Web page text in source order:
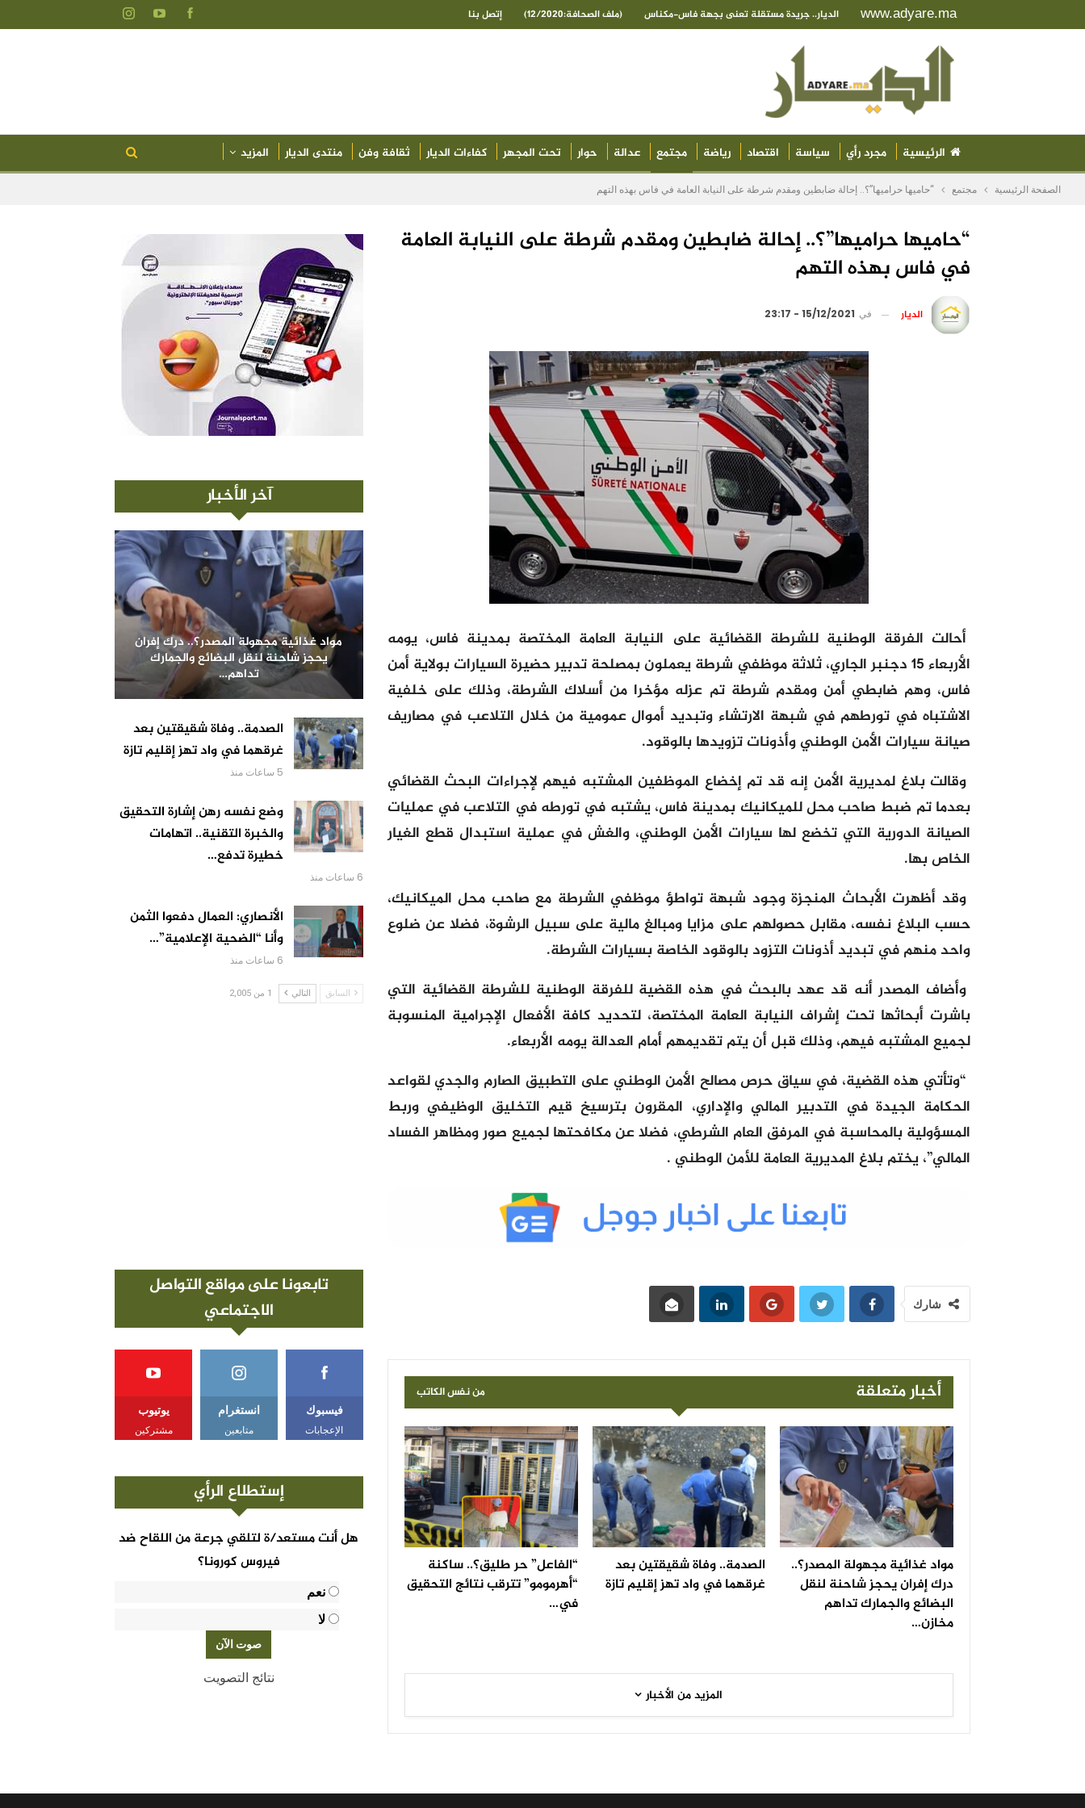
www.adyare.ma الديار.. جريدة مستقلة تعنى بجهة فاس-مكناس (ملف الصحافة:12/2020) إتصل بنا
الرئيسية مجرد رأي سياسة اقتصاد رياضة مجتمع عدالة حوار تحت المجهر كفاءات الديار ثقافة وفن منتدى الديار المزيد
الصفحة الرئيسية مجتمع “حاميها حراميها”؟.. إحالة ضابطين ومقدم شرطة على النيابة العامة في فاس بهذه التهم
“حاميها حراميها”؟.. إحالة ضابطين ومقدم شرطة على النيابة العامة
في فاس بهذه التهم
الديار في 15/12/2021 - 23:17
أحالت الفرقة الوطنية للشرطة القضائية على النيابة العامة المختصة بمدينة فاس، يومه
الأربعاء 15 دجنبر الجاري، ثلاثة موظفي شرطة يعملون بمصلحة تدبير حضيرة السيارات بولاية أمن
فاس، وهم ضابطي أمن ومقدم شرطة تم عزله مؤخرا من أسلاك الشرطة، وذلك على خلفية
الاشتباه في تورطهم في شبهة الارتشاء وتبديد أموال عمومية من خلال التلاعب في مصاريف
صيانة سيارات الأمن الوطني وأذونات تزويدها بالوقود.
وقالت بلاغ لمديرية الأمن إنه قد تم إخضاع الموظفين المشتبه فيهم لإجراءات البحث القضائي
بعدما تم ضبط صاحب محل للميكانيك بمدينة فاس، يشتبه في تورطه في التلاعب في عمليات
الصيانة الدورية التي تخضع لها سيارات الأمن الوطني، والغش في عملية استبدال قطع الغيار
الخاص بها.
وقد أظهرت الأبحاث المنجزة وجود شبهة تواطؤ موظفي الشرطة مع صاحب محل الميكانيك،
حسب البلاغ نفسه، مقابل حصولهم على مزايا ومبالغ مالية على سبيل الرشوة، فضلا عن ضلوع
واحد منهم في تبديد أذونات التزود بالوقود الخاصة بسيارات الشرطة.
وأضاف المصدر أنه قد عهد بالبحث في هذه القضية للفرقة الوطنية للشرطة القضائية التي
باشرت أبحاثها تحت إشراف النيابة العامة المختصة، لتحديد كافة الأفعال الإجرامية المنسوبة
لجميع المشتبه فيهم، وذلك قبل أن يتم تقديمهم أمام العدالة يومه الأربعاء.
“وتأتي هذه القضية، في سياق حرص مصالح الأمن الوطني على التطبيق الصارم والجدي لقواعد
الحكامة الجيدة في التدبير المالي والإداري، المقرون بترسيخ قيم التخليق الوظيفي وربط
المسؤولية بالمحاسبة في المرفق العام الشرطي، فضلا عن مكافحتها لجميع صور ومظاهر الفساد
المالي”، يختم بلاغ المديرية العامة للأمن الوطني .
شارك
أخبار متعلقة من نفس الكاتب
مواد غذائية مجهولة المصدر؟..
درك إفران يحجز شاحنة لنقل
البضائع والجمارك تداهم
مخازن…
الصدمة.. وفاة شقيقتين بعد
غرقهما في واد تهز إقليم تازة
“الفاعل” حر طليق؟.. ساكنة
“أهرمومو” تترقب نتائج التحقيق
في…
المزيد من الأخبار
آخر الأخبار
مواد غذائية مجهولة المصدر؟.. درك إفران
يحجز شاحنة لنقل البضائع والجمارك
تداهم…
الصدمة.. وفاة شقيقتين بعد
غرقهما في واد تهز إقليم تازة
5 ساعات منذ
وضع نفسه رهن إشارة التحقيق
والخبرة التقنية.. اتهامات
خطيرة تدفع…
6 ساعات منذ
الأنصاري: العمال دفعوا الثمن
وأنا “الضحية الإعلامية”…
6 ساعات منذ
السابق التالي 1 من 2,005
تابعونا على مواقع التواصل
الاجتماعي
فيسبوك
الإعجابات
انستغرام
متابعين
يوتيوب
مشتركين
إستطلاع الرأي
هل أنت مستعد/ة لتلقي جرعة من اللقاح ضد
فيروس كورونا؟
نعم
لا
نتائج التصويت